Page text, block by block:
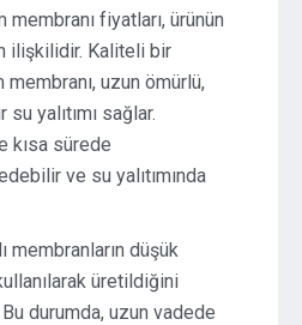
membranı fiyatları, ürünün
ilişkilidir. Kaliteli bir
membranı, uzun ömürlü,
yalıtımı sağlar.
kısa sürede
ve su yalıtımında
düşük
üretildiğini
durumda, uzun vadede